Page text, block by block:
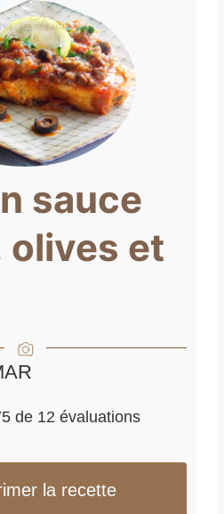
sauce
olives et
de 12 évaluations
la recette